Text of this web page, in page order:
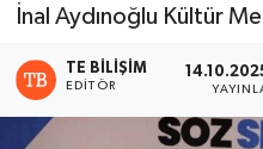
İnal Aydınoğlu Kültür
TE BILIŞIM
EDITÖR